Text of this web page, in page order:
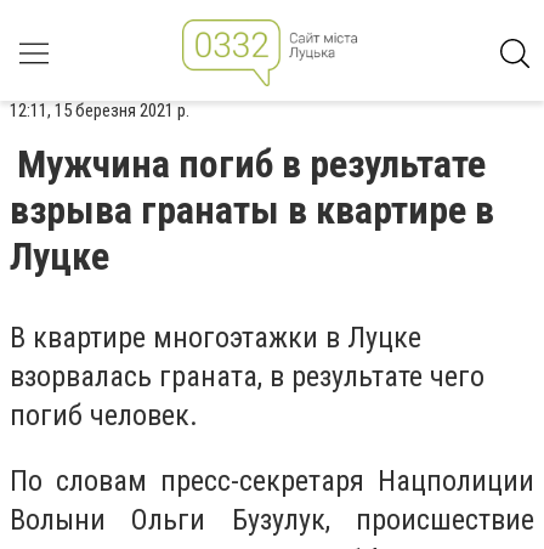
12:11, 15 березня 2021 р.
Мужчина погиб в результате
взрыва гранаты в квартире в
Луцке
В квартире многоэтажки в Луцке
взорвалась граната, в результате чего
погиб человек.
По словам пресс-секретаря Нацполиции
Волыни Ольги Бузулук, происшествие